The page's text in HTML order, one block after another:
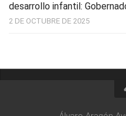
desarrollo infantil:
2 DE OCTUBRE DE 2025